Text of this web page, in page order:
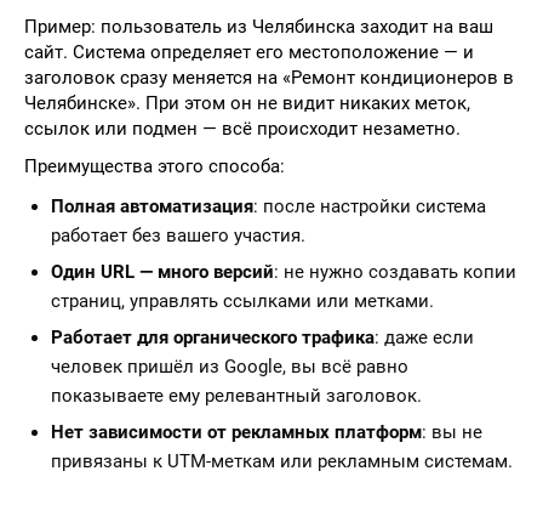
Пример: пользователь из Челябинска заходит на ваш
сайт. Система определяет его местоположение — и
заголовок сразу меняется на «Ремонт кондиционеров в
Челябинске». При этом он не видит никаких меток,
ссылок или подмен — всё происходит незаметно.
Преимущества этого способа:
Полная автоматизация: после настройки система
работает без вашего участия.
Один URL — много версий: не нужно создавать копии
страниц, управлять ссылками или метками.
Работает для органического трафика: даже если
человек пришёл из Google, вы всё равно
показываете ему релевантный заголовок.
Нет зависимости от рекламных платформ: вы не
привязаны к UTM-меткам или рекламным системам.